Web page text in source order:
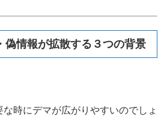
偽情報が拡散する３つの背景
時にデマが広がりやすいのでしょ